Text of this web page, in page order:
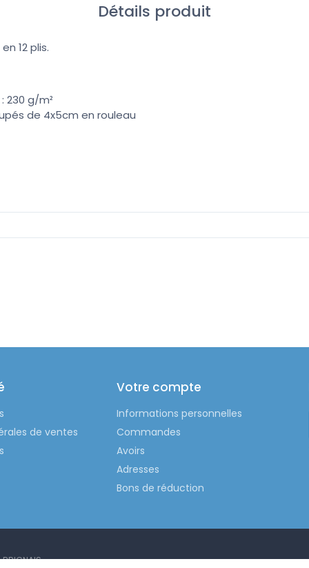
Détails produit
12 plis.
230 g/m²
de 4x5cm en rouleau
de ventes
Votre compte
Informations personnelles
Commandes
Avoirs
Adresses
Bons de réduction